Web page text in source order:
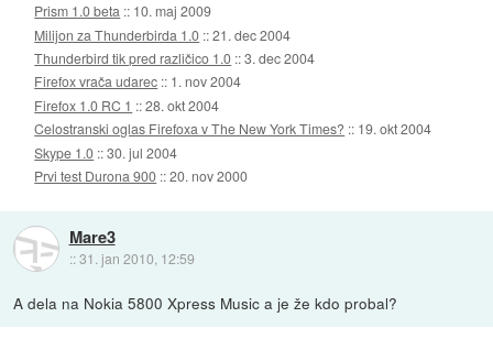
Prism 1.0 beta :: 10. maj 2009
Milijon za Thunderbirda 1.0 ::21. dec 2004
Thunderbird tik pred različico 1.0 ::3. dec 2004
Firefox vrača udarec :: 1. nov 2004
Firefox 1.0 RC 1 ::28. okt 2004
Celostranski oglas Firefoxa v The New York Times? :: 19. okt 2004
Skype 1.0 ::30. jul 2004
Prvi test Durona 900 ::20. nov 2000
Mare3
::31. jan 2010, 12:59
A dela na Nokia 5800 Xpress Music a je že kdo probal?